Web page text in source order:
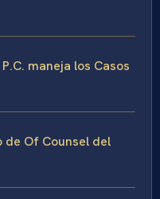
maneja los Casos
de Of Counsel del